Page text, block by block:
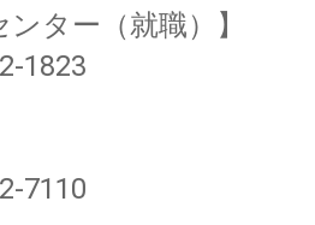
ンター（就職）】
1823
7110